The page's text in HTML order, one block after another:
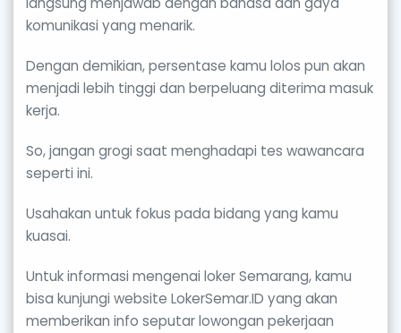
komunikasi yang menarik.
Dengan demikian, persentase kamu lolos pun akan
menjadi lebih tinggi dan berpeluang diterima masuk
kerja.
So, jangan grogi saat menghadapi tes wawancara
seperti ini.
Usahakan untuk fokus pada bidang yang kamu
kuasai.
Untuk informasi mengenai loker Semarang, kamu
bisa kunjungi website LokerSemar.ID yang akan
memberikan info seputar lowongan pekerjaan